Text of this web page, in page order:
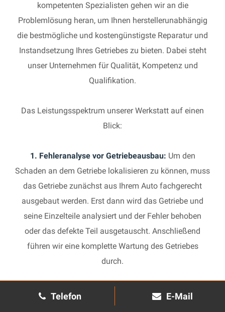
Telefon E-Mail
kompetenten Spezialisten gehen wir an die
Problemlösung heran, um Ihnen herstellerunabhängig
die bestmögliche und kostengünstigste Reparatur und
Instandsetzung Ihres Getriebes zu bieten. Dabei steht
unser Unternehmen für Qualität, Kompetenz und
Qualifikation.
Das Leistungsspektrum unserer Werkstatt auf einen
Blick:
1. Fehleranalyse vor Getriebeausbau: Um den
Schaden an dem Getriebe lokalisieren zu können, muss
das Getriebe zunächst aus Ihrem Auto fachgerecht
ausgebaut werden. Erst dann wird das Getriebe und
seine Einzelteile analysiert und der Fehler behoben
oder das defekte Teil ausgetauscht. Anschließend
führen wir eine komplette Wartung des Getriebes
durch.
2. Manuelles Getriebe:
Die Reparatur eines komplexen
Schaltgetriebes ist äußerst aufwendig und benötigt